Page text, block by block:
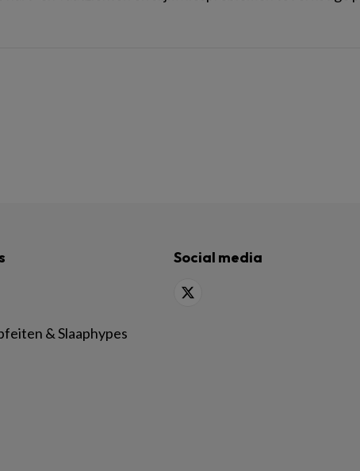
& Slaaphypes
Social media